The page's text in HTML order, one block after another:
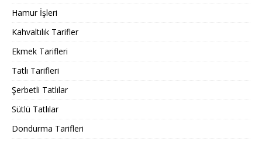
Hamur İşleri
Kahvaltılık Tarifler
Ekmek Tarifleri
Tatlı Tarifleri
Şerbetli Tatlılar
Sütlü Tatlılar
Dondurma Tarifleri